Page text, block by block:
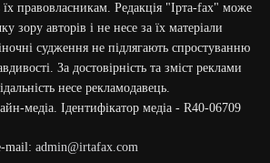
правовласникам. Редакція "Ірта-fax" може
зору авторів і не несе за їх матеріали
судження не підлягають спростуванню
За достовірність та зміст реклами
несе рекламодавець.
медіа. Ідентифікатор медіа - R40-06709
mail: admin@irtafax.com